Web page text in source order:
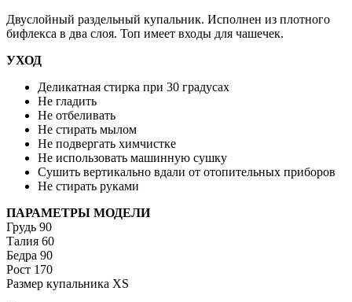
Двуслойный раздельный купальник. Исполнен из плотного
бифлекса в два слоя. Топ имеет входы для чашечек.
УХОД
Деликатная стирка при 30 градусах
Не гладить
Не отбеливать
Не стирать мылом
Не подвергать химчистке
Не использовать машинную сушку
Сушить вертикально вдали от отопительных приборов
Не стирать руками
ПАРАМЕТРЫ МОДЕЛИ
Грудь 90
Талия 60
Бедра 90
Рост 170
Размер купальника XS